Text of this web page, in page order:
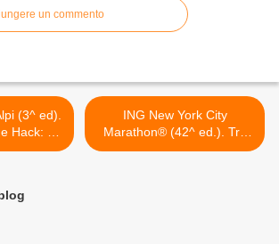
un commento
Hack: La
Ogni
ING New York City
Marathon® (42^ ed.). Tra
un impegno e l'altro siamo